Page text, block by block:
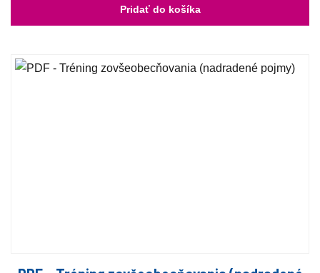
Pridať do košíka